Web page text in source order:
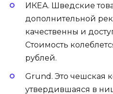
ИКЕА. Шведские
дополнительной
качественны и
Стоимость
рублей.
Grund. Это чешская
утвердившаяся в